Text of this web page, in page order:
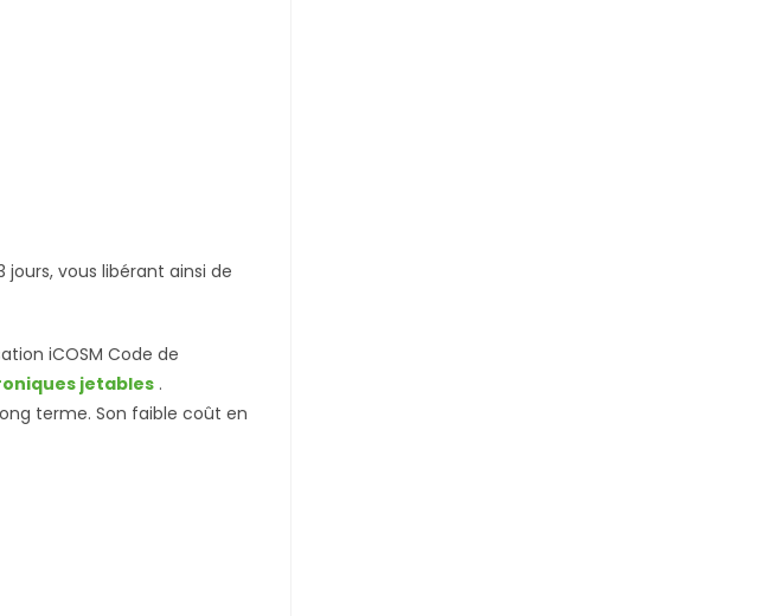
vous libérant ainsi de
iCOSM Code de
jetables .
terme. Son faible coût en